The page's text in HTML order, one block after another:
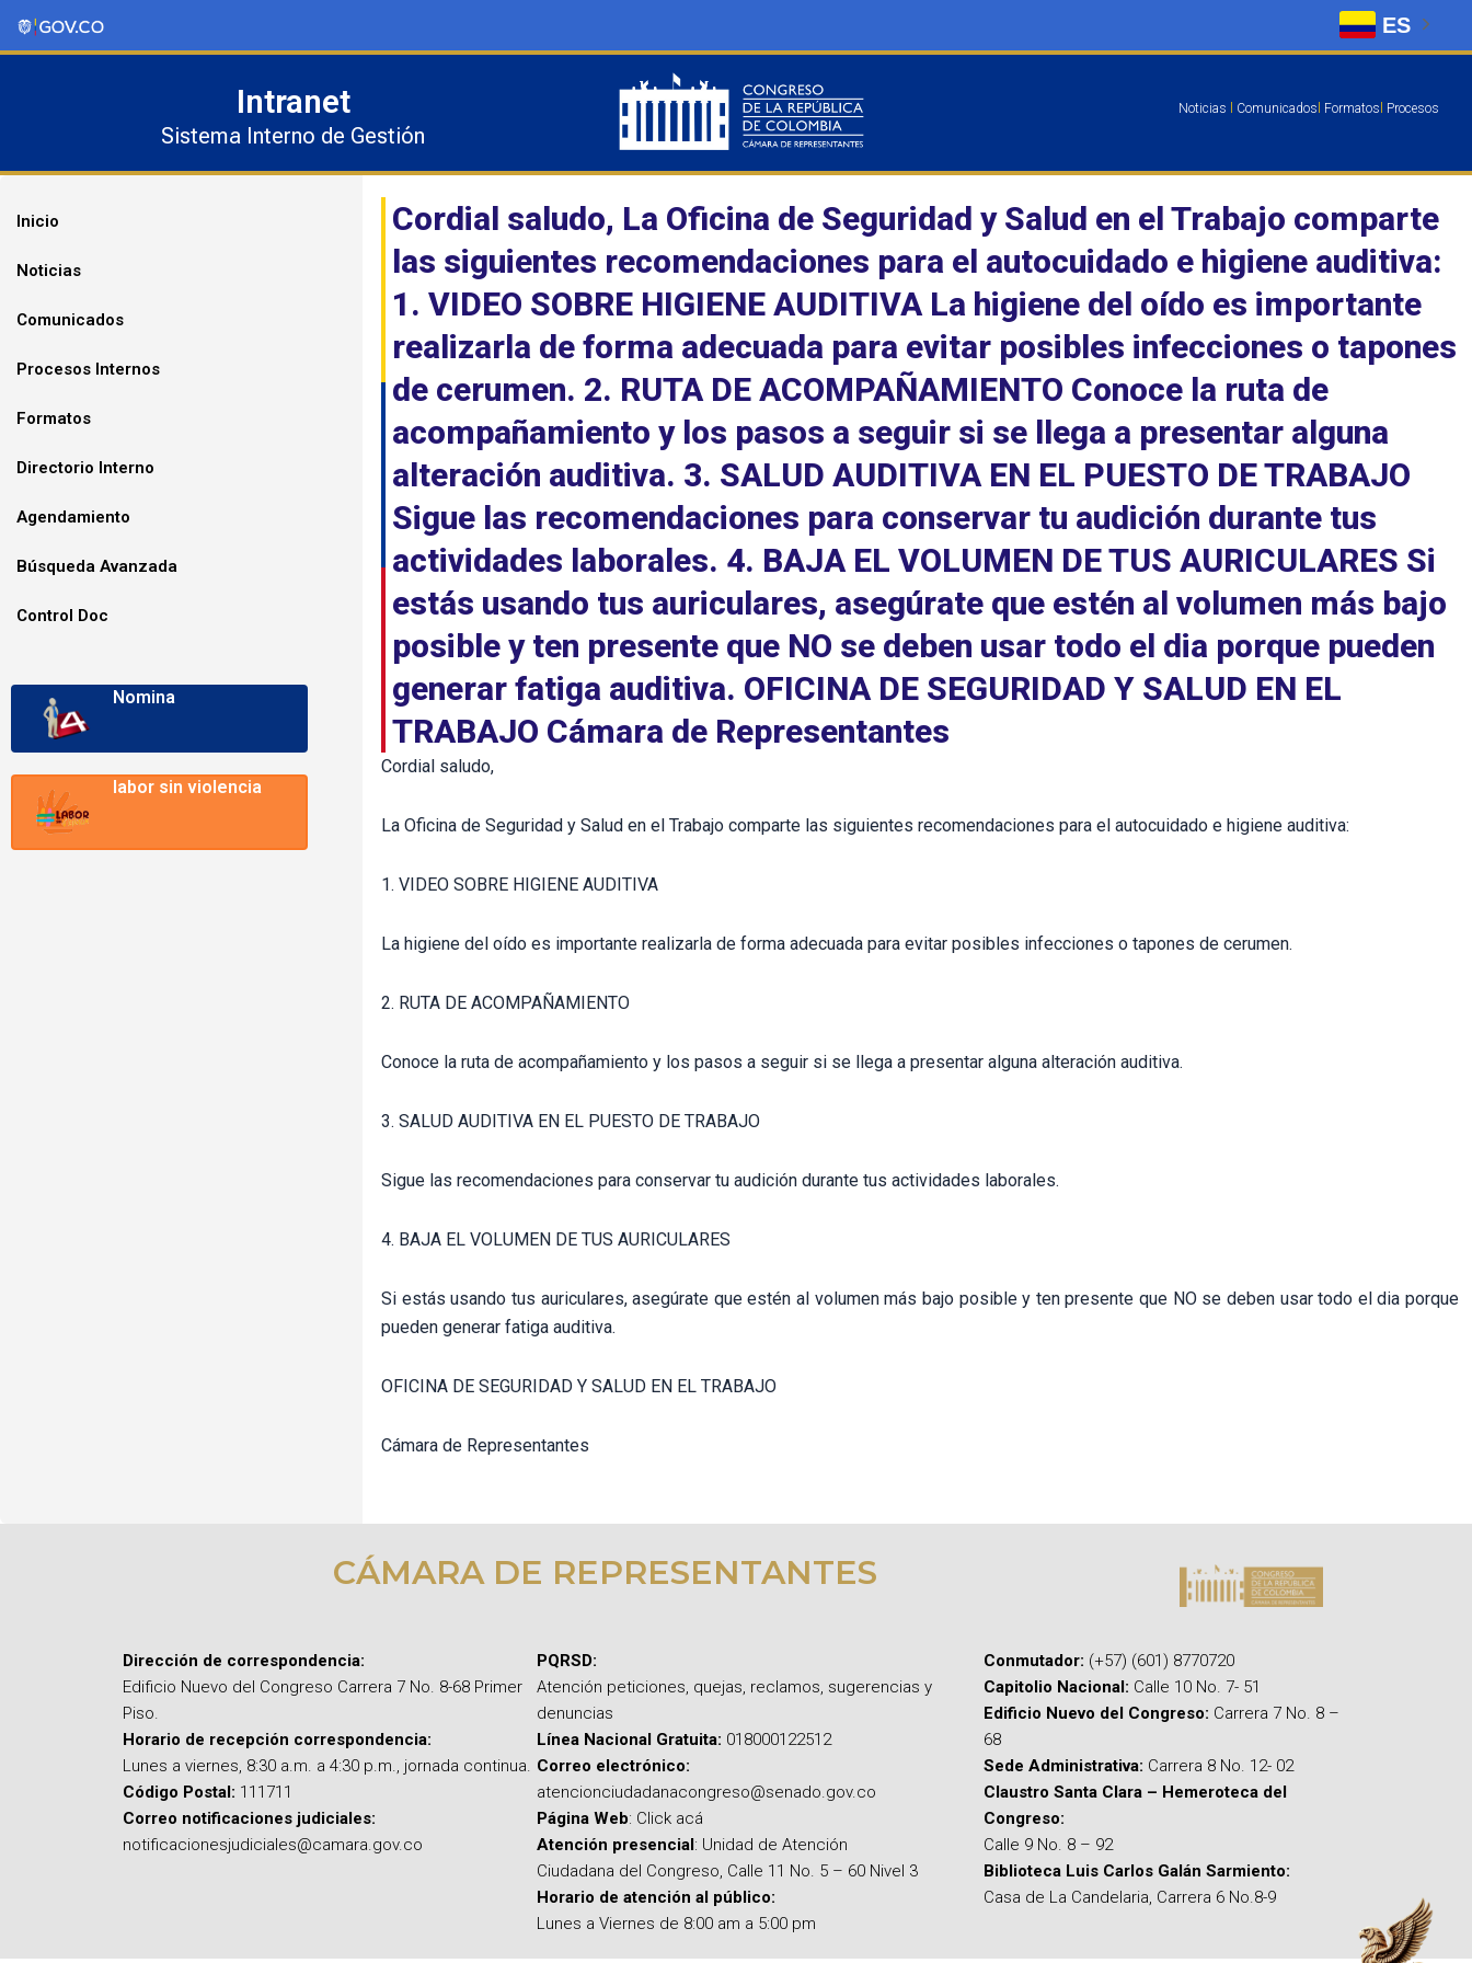
Intranet
Sistema Interno de Gestión
Noticias Comunicados Formatos Procesos
Inicio
Noticias
Comunicados
Procesos Internos
Formatos
Directorio Interno
Agendamiento
Búsqueda Avanzada
Control Doc
Nomina
labor sin violencia
Cordial saludo, La Oficina de Seguridad y Salud en el Trabajo comparte
las siguientes recomendaciones para el autocuidado e higiene auditiva:
1. VIDEO SOBRE HIGIENE AUDITIVA La higiene del oído es importante
realizarla de forma adecuada para evitar posibles infecciones o tapones
de cerumen. 2. RUTA DE ACOMPAÑAMIENTO Conoce la ruta de
acompañamiento y los pasos a seguir si se llega a presentar alguna
alteración auditiva. 3. SALUD AUDITIVA EN EL PUESTO DE TRABAJO
Sigue las recomendaciones para conservar tu audición durante tus
actividades laborales. 4. BAJA EL VOLUMEN DE TUS AURICULARES Si
estás usando tus auriculares, asegúrate que estén al volumen más bajo
posible y ten presente que NO se deben usar todo el dia porque pueden
generar fatiga auditiva. OFICINA DE SEGURIDAD Y SALUD EN EL
TRABAJO Cámara de Representantes
Cordial saludo,
La Oficina de Seguridad y Salud en el Trabajo comparte las siguientes recomendaciones para el autocuidado e higiene auditiva:
1. VIDEO SOBRE HIGIENE AUDITIVA
La higiene del oído es importante realizarla de forma adecuada para evitar posibles infecciones o tapones de cerumen.
2. RUTA DE ACOMPAÑAMIENTO
Conoce la ruta de acompañamiento y los pasos a seguir si se llega a presentar alguna alteración auditiva.
3. SALUD AUDITIVA EN EL PUESTO DE TRABAJO
Sigue las recomendaciones para conservar tu audición durante tus actividades laborales.
4. BAJA EL VOLUMEN DE TUS AURICULARES
Si estás usando tus auriculares, asegúrate que estén al volumen más bajo posible y ten presente que NO se deben usar todo el dia porque
pueden generar fatiga auditiva.
OFICINA DE SEGURIDAD Y SALUD EN EL TRABAJO
Cámara de Representantes
CÁMARA DE REPRESENTANTES
Dirección de correspondencia:
Edificio Nuevo del Congreso Carrera 7 No. 8-68 Primer
Piso.
Horario de recepción correspondencia:
Lunes a viernes, 8:30 a.m. a 4:30 p.m., jornada continua.
Código Postal: 111711
Correo notificaciones judiciales:
notificacionesjudiciales@camara.gov.co
PQRSD:
Atención peticiones, quejas, reclamos, sugerencias y
denuncias
Línea Nacional Gratuita: 018000122512
Correo electrónico:
atencionciudadanacongreso@senado.gov.co
Página Web: Click acá
Atención presencial: Unidad de Atención
Ciudadana del Congreso, Calle 11 No. 5 – 60 Nivel 3
Horario de atención al público:
Lunes a Viernes de 8:00 am a 5:00 pm
Conmutador: (+57) (601) 8770720
Capitolio Nacional: Calle 10 No. 7- 51
Edificio Nuevo del Congreso: Carrera 7 No. 8 –
68
Sede Administrativa: Carrera 8 No. 12- 02
Claustro Santa Clara – Hemeroteca del
Congreso:
Calle 9 No. 8 – 92
Biblioteca Luis Carlos Galán Sarmiento:
Casa de La Candelaria, Carrera 6 No.8-9
ES